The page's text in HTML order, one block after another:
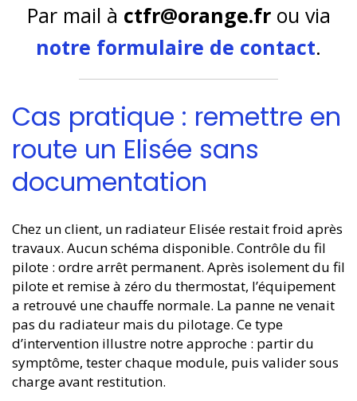
Par mail à ctfr@orange.frou via
notre formulaire de contact.
Cas pratique : remettre en
route un Elisée sans
documentation
Chez un client, un radiateur Elisée restait froid après
travaux. Aucun schéma disponible. Contrôle du fil
pilote : ordre arrêt permanent. Après isolement du fil
pilote et remise à zéro du thermostat, l’équipement
a retrouvé une chauffe normale. La panne ne venait
pas du radiateur mais du pilotage. Ce type
d’intervention illustre notre approche : partir du
symptôme, tester chaque module, puis valider sous
charge avant restitution.